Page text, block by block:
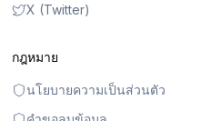
X (Twitter)
กฎหมาย
นโยบายความเป็นส่วนตัว